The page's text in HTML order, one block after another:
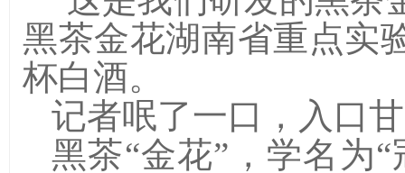
黑茶金花湖南省重点实
杯白酒。
记者呡了一口，入口
黑茶“金花”，学名为